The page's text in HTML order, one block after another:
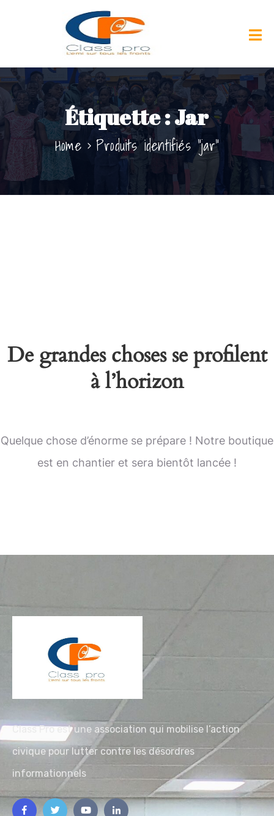
Étiquette :Jar
Home Produits identifiés “jar”
De grandes choses se profilent
à l’horizon
Quelque chose d’énorme se prépare ! Notre boutique
est en chantier et sera bientôt lancée !
Class Pro est une association qui mobilise l’action
civique pour lutter contre les désordres
informationnels